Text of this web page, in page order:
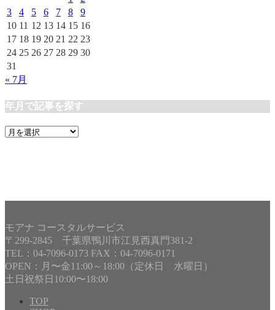
3
4 5 6 7 8
9
10 11 12 13 14 15 16
17 18 19 20 21 22 23
24 25 26 27 28 29 30
31
« 7月
年月で記事を探す
年
モアナ コースタルサービス
〒299-2845 千葉県鴨川市江見西真門381-2
TEL：04-7096-0173 FAX：04-7096-0171
OPEN：月〜金11:00～18:00（定休日 水曜日）
土日祝祭日10:00〜18:00
TOP